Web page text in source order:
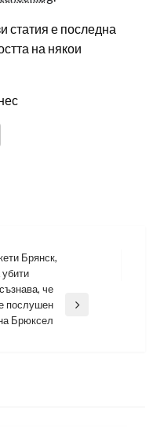
статия е последна
на някои
Брянск,
че
послушен
Брюксел